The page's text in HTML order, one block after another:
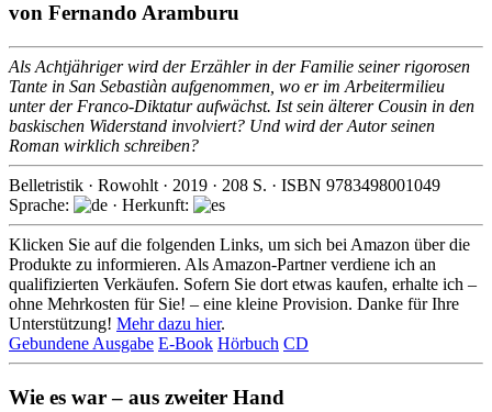
von Fernando Aramburu
Als Achtjähriger wird der Erzähler in der Familie seiner rigorosen
Tante in San Sebastiàn aufgenommen, wo er im Arbeitermilieu
unter der Franco-Diktatur aufwächst. Ist sein älterer Cousin in den
baskischen Widerstand involviert? Und wird der Autor seinen
Roman wirklich schreiben?
Belletristik · Rowohlt · 2019 · 208 S. · ISBN 9783498001049
Sprache:
· Herkunft:
Klicken Sie auf die folgenden Links, um sich bei Amazon über die
Produkte zu informieren. Als Amazon-Partner verdiene ich an
qualifizierten Verkäufen. Sofern Sie dort etwas kaufen, erhalte ich –
ohne Mehrkosten für Sie! – eine kleine Provision. Danke für Ihre
Unterstützung! Mehr dazu hier.
Gebundene Ausgabe E-Book Hörbuch CD
Wie es war – aus zweiter Hand